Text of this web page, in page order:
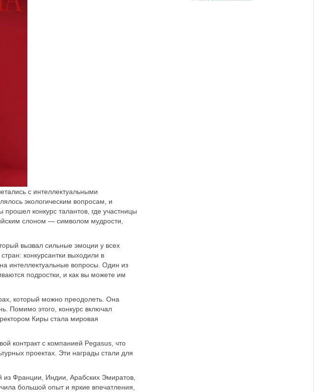
с интеллектуальными
экологическим вопросам, и
конкурс талантов, где участницы
слоном — символом мудрости,
вызвал сильные эмоции у всех
конкурсантки выходили в
интеллектуальные вопросы. Один из
подростки, и как вы можете им
который можно преодолеть. Она
Помимо этого, конкурс включал
Киры стала мировая
контракт с компанией Pegasus, что
проектах. Эти награды стали для
из Франции, Индии, Арабских Эмиратов,
большой опыт и яркие впечатления,